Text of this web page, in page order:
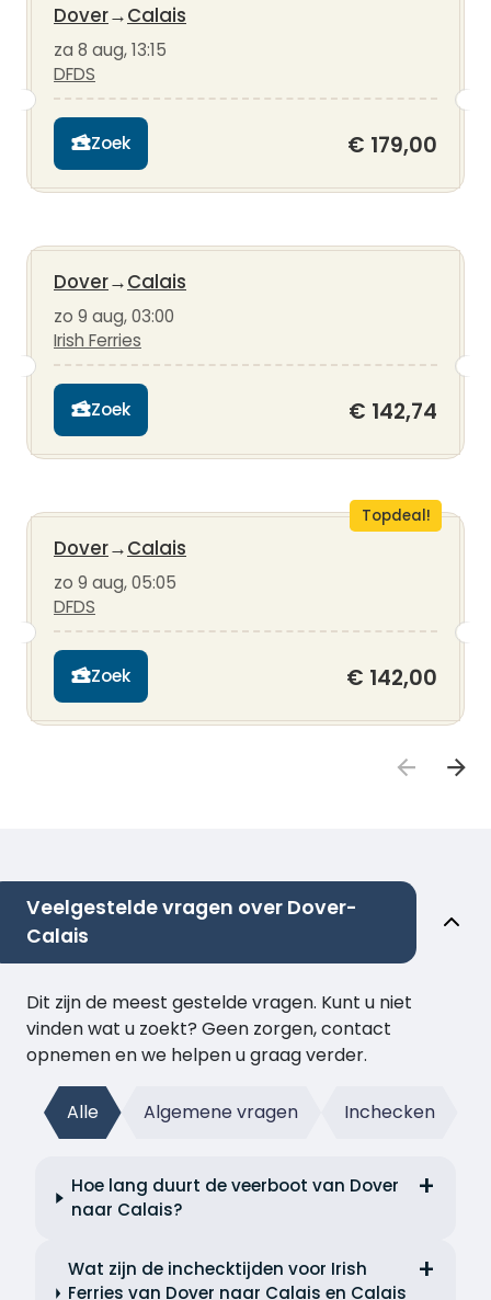
Dover→Calais
za 8 aug, 13:15
DFDS
Zoek € 179,00
Dover→Calais
zo 9 aug, 03:00
Irish Ferries
Zoek € 142,74
Topdeal!
Dover→Calais
zo 9 aug, 05:05
DFDS
Zoek € 142,00
Veelgestelde vragen over Dover-
Calais
Dit zijn de meest gestelde vragen. Kunt u niet
vinden wat u zoekt? Geen zorgen, contact
opnemen en we helpen u graag verder.
Alle Algemene vragen Inchecken
Hoe lang duurt de veerboot van Dover
naar Calais?
Wat zijn de inchecktijden voor Irish
Ferries van Dover naar Calais en Calais